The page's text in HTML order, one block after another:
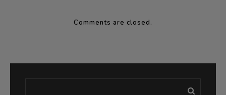
Comments are closed.